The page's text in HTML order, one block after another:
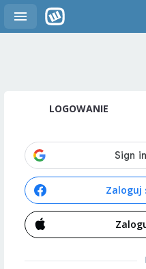
LOGOWANIE
Zaloguj